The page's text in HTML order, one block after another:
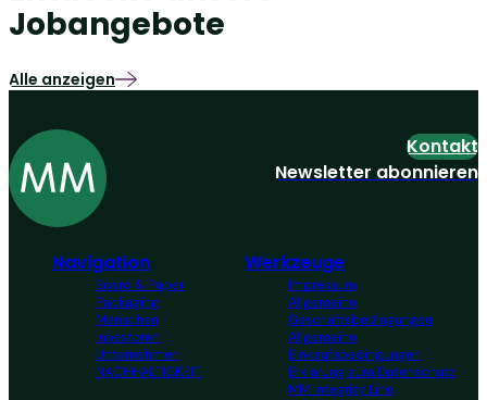
Jobangebote
Alle anzeigen
Navigation
Board & Paper
Packaging
Menschen
Investoren
Unternehmen
NACHHALTIGKEIT
Werkzeuge
Impressum
Allgemeine
Geschäftsbedingungen
Allgemeine
Einkaufsbedingungen
Erklärung zum Datenschutz
MM Integrity Line
Kontakt
Newsletter abonnieren